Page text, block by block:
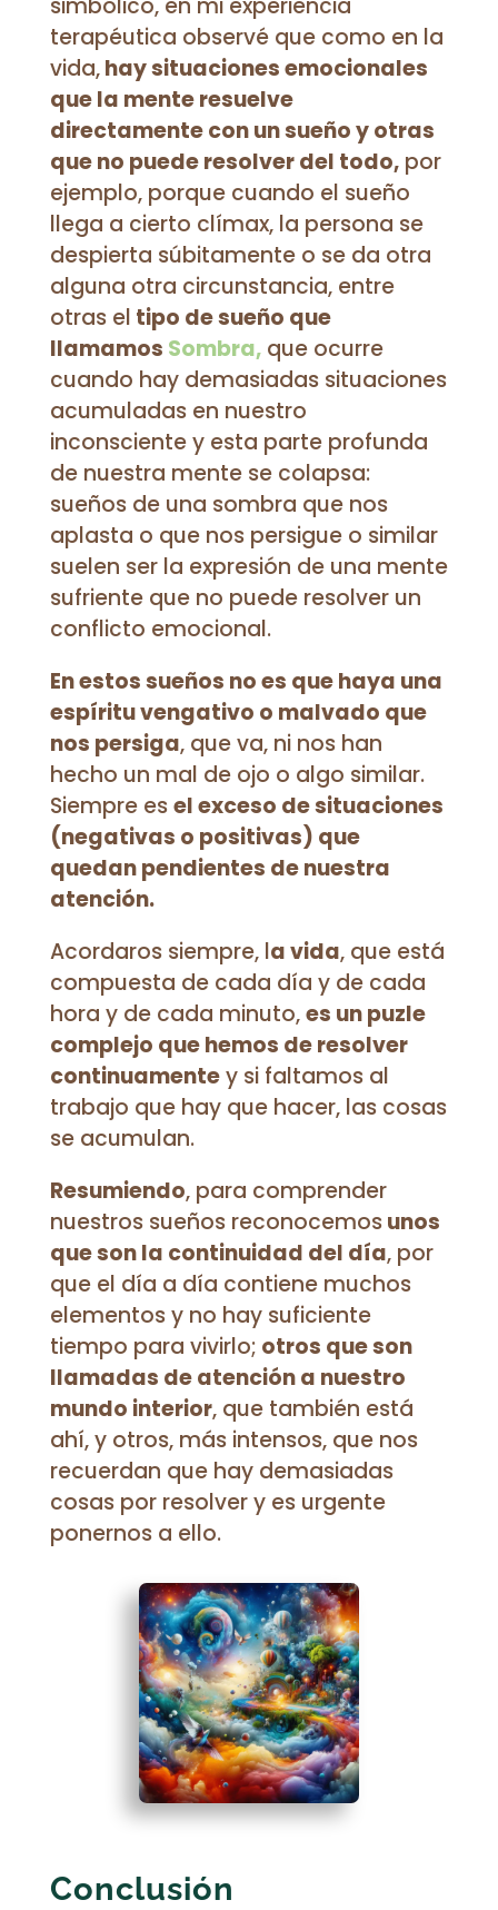
simbólico, en mi experiencia
terapéutica observé que como en la
vida,hay situaciones emocionales
que la mente resuelve
directamente con un sueño y otras
que no puede resolver del todo,por
ejemplo, porque cuando el sueño
llega a cierto clímax, la persona se
despierta súbitamente o se da otra
alguna otra circunstancia, entre
otras el tipo de sueño que
llamamos Sombra,que ocurre
cuando hay demasiadas situaciones
acumuladas en nuestro
inconsciente y esta parte profunda
de nuestra mente se colapsa:
sueños de una sombra que nos
aplasta o que nos persigue o similar
suelen ser la expresión de una mente
sufriente que no puede resolver un
conflicto emocional.
En estos sueños no es que haya una
espíritu vengativo o malvado que
nos persiga, que va, ni nos han
hecho un mal de ojo o algo similar.
Siempre esel exceso de situaciones
(negativas o positivas) que
quedan pendientes de nuestra
atención.
Acordaros siempre, la vida, que está
compuesta de cada día y de cada
hora y de cada minuto,es un puzle
complejo que hemos de resolver
continuamentey si faltamos al
trabajo que hay que hacer, las cosas
se acumulan.
Resumiendo, para comprender
nuestros sueños reconocemosunos
que son la continuidad del día, por
que el día a día contiene muchos
elementos y no hay suficiente
tiempo para vivirlo; otros que son
llamadas de atención a nuestro
mundo interior, que también está
ahí, y otros, más intensos, que nos
recuerdan que hay demasiadas
cosas por resolver y es urgente
ponernos a ello.
Conclusión